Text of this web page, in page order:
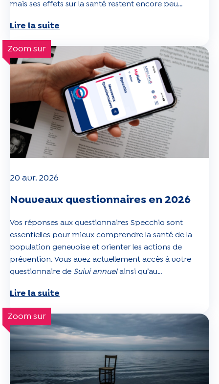
mais ses effets sur la santé restent encore peu
conçu pour mieux comprendre cet impact, en
explorant vos habitudes numériques, votre bien-être
et votre rapport à un monde toujours plus connecté.
Lire la suite
Zoom sur
20 avr. 2026
Nouveaux questionnaires en 2026
Vos réponses aux questionnaires Specchio sont
essentielles pour mieux comprendre la santé de la
population genevoise et orienter les actions de
prévention. Vous avez actuellement accès à votre
questionnaire de Suivi annuel ainsi qu’au
numérique sur le bien-être.
Ces questionnaires sont disponibles dès maintenant
dans votre espace personnel — merci pour votre
participation.
Lire la suite
Zoom sur